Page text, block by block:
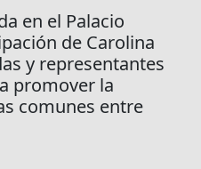
en el Palacio
de Carolina
y representantes
promover la
comunes entre